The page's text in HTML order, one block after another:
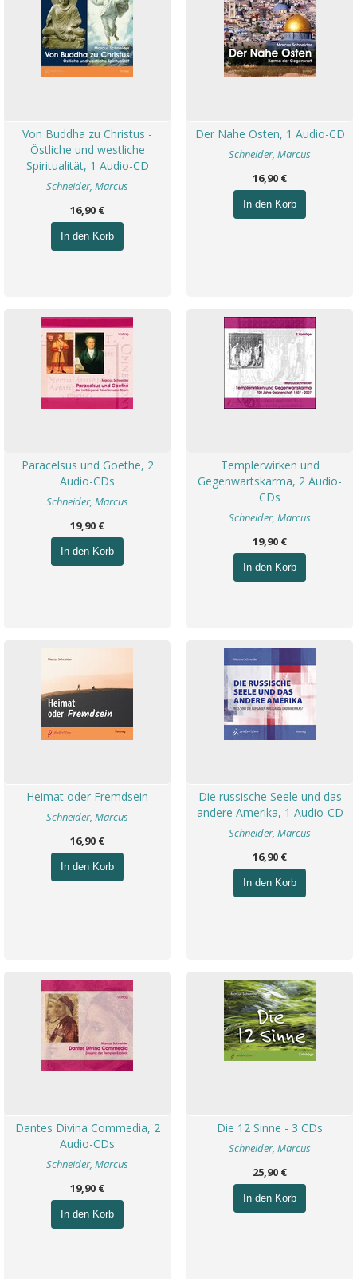
Von Buddha zu Christus -
Östliche und westliche
Spiritualität, 1 Audio-CD
Schneider, Marcus
16,90 €
In den Korb
Der Nahe Osten, 1 Audio-CD
Schneider, Marcus
16,90 €
In den Korb
Paracelsus und Goethe, 2
Audio-CDs
Schneider, Marcus
19,90 €
In den Korb
Templerwirken und
Gegenwartskarma, 2 Audio-
CDs
Schneider, Marcus
19,90 €
In den Korb
Heimat oder Fremdsein
Schneider, Marcus
16,90 €
In den Korb
Die russische Seele und das
andere Amerika, 1 Audio-CD
Schneider, Marcus
16,90 €
In den Korb
Dantes Divina Commedia, 2
Audio-CDs
Schneider, Marcus
19,90 €
In den Korb
Die 12 Sinne - 3 CDs
Schneider, Marcus
25,90 €
In den Korb